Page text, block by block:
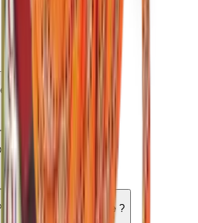
?
elle en charge ?
Club pour ma ville ?